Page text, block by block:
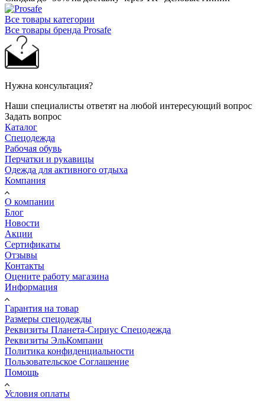
Все товары категории
Все товары бренда Prosafe
Нужна консультация?
Наши специалисты ответят на любой интересующий вопрос
Задать вопрос
Каталог
Спецодежда
Рабочая обувь
Перчатки и рукавицы
Одежда для активного отдыха
Компания
О компании
Блог
Новости
Акции
Сертификаты
Отзывы
Контакты
Оцените работу магазина
Информация
Гарантия на товар
Размеры спецодежды
Реквизиты Планета-Сириус Спецодежда
Реквизиты ЭльКомпани
Политика конфиденциальности
Пользовательское Соглашение
Помощь
Условия оплаты